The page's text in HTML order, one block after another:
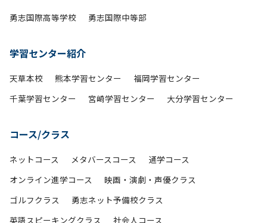
勇志国際高等学校 勇志国際中等部
学習センター紹介
天草本校 熊本学習センター
福岡学習センター
千葉学習センター
宮崎学習センター 大分学習センター
コース/クラス
ネットコース メタバースコース
通学コース
オンライン進学コース
映画・演劇・声優クラス
ゴルフクラス
勇志ネット予備校クラス
英語スピーキングクラス
社会人コース